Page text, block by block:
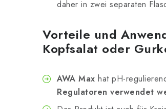
daher in zwei separaten
Vorteile und
Kopfsalat oder
AWA Max hat pH-
Regulatoren verwendet